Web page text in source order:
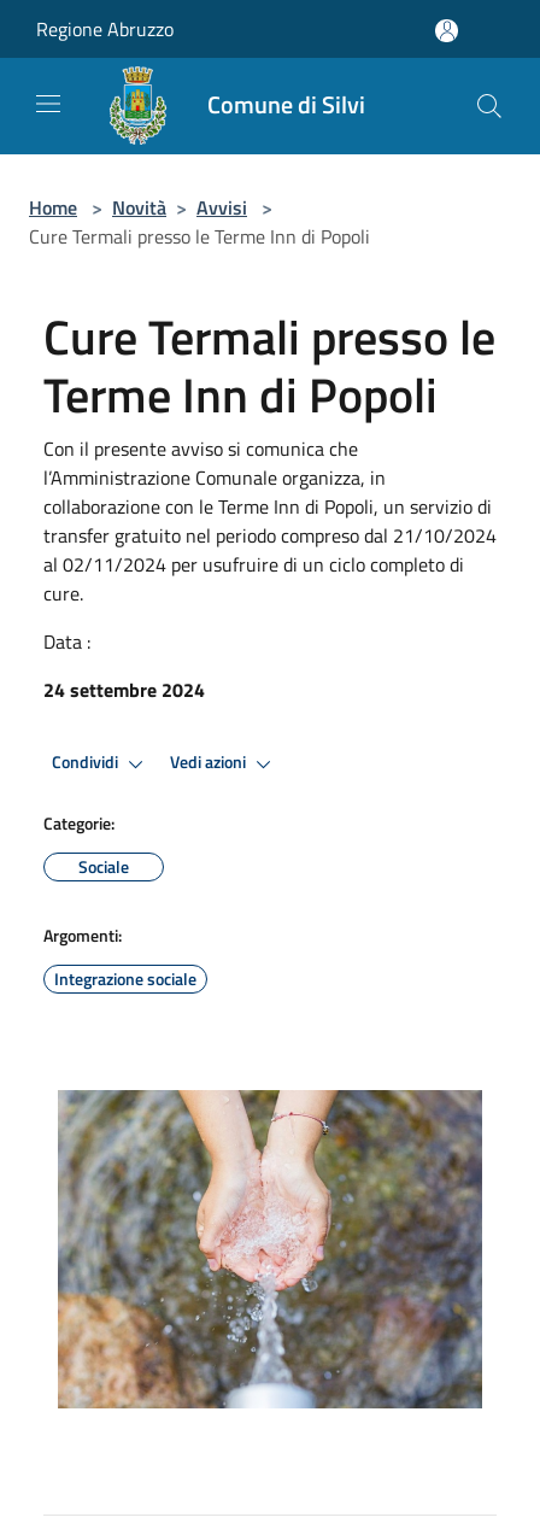
Regione Abruzzo
Comune di Silvi
Home > Novità > Avvisi >
Cure Termali presso le Terme Inn di Popoli
Cure Termali presso le
Terme Inn di Popoli
Con il presente avviso si comunica che
l’Amministrazione Comunale organizza, in
collaborazione con le Terme Inn di Popoli, un servizio di
transfer gratuito nel periodo compreso dal 21/10/2024
al 02/11/2024 per usufruire di un ciclo completo di
cure.
Data :
24 settembre 2024
Condividi Vedi azioni
Categorie:
Sociale
Argomenti:
Integrazione sociale